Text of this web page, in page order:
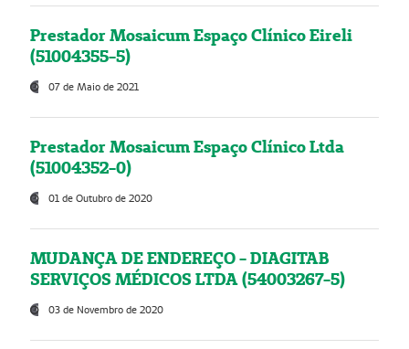
Prestador Mosaicum Espaço Clínico Eireli
(51004355-5)
07 de Maio de 2021
Prestador Mosaicum Espaço Clínico Ltda
(51004352-0)
01 de Outubro de 2020
MUDANÇA DE ENDEREÇO - DIAGITAB
SERVIÇOS MÉDICOS LTDA (54003267-5)
03 de Novembro de 2020